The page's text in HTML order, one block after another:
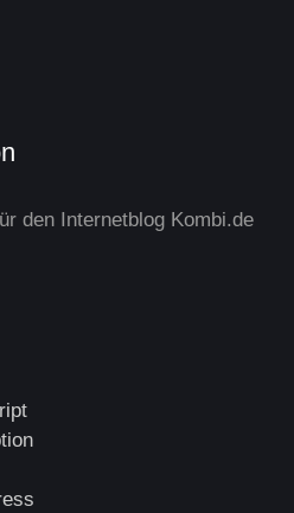
den Internetblog Kombi.de